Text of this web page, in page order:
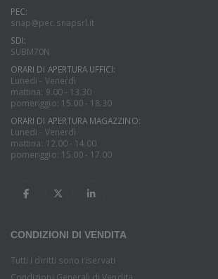
PEC:
snap@pec.snapsrl.it
SDI:
SUBM70N
ORARI DI APERTURA UFFICI:
Lunedi - Venerdì
mattina: 9.00 - 13.30
pomeriggio: 15.00 - 18.30
ORARI DI APERTURA MAGAZZINO:
Lunedi - Venerdì
mattina: 12.00 - 14.00
pomeriggio: 15.00 - 17.00
CONDIZIONI DI VENDITA
Tutti i diritti sono riservati